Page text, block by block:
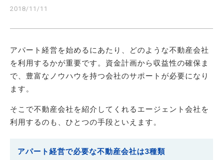
2018/11/11
アパート経営を始めるにあたり、どのような不動産会社
を利用するかが重要です。資金計画から収益性の確保ま
で、豊富なノウハウを持つ会社のサポートが必要になり
ます。
そこで不動産会社を紹介してくれるエージェント会社を
利用するのも、ひとつの手段といえます。
アパート経営で必要な不動産会社は3種類